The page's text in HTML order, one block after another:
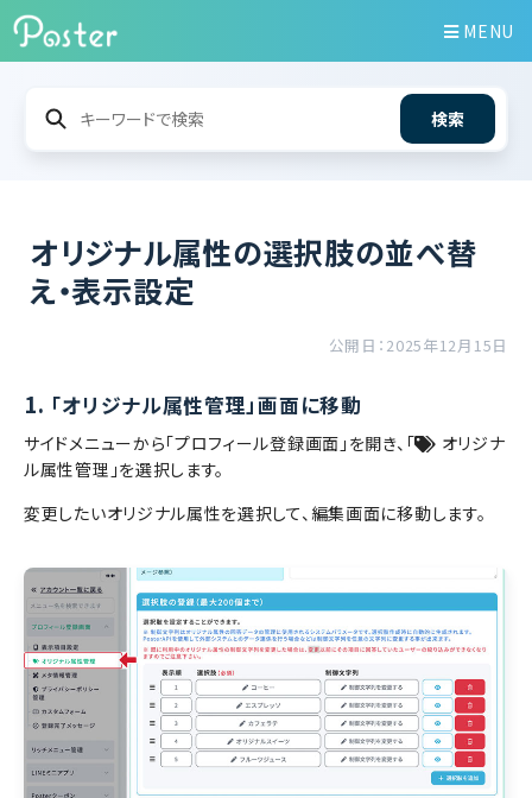
MENU
検索
オリジナル属性の選択肢の並べ替
え・表示設定
公開日：2025年12月15日
1. 「オリジナル属性管理」画面に移動
サイドメニューから「プロフィール登録画面」を開き、「
オリジナ
ル属性管理」を選択します。
変更したいオリジナル属性を選択して、編集画面に移動します。